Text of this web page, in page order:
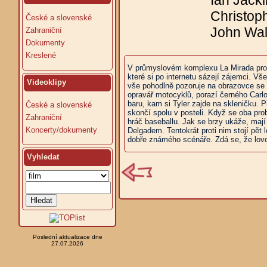
České a slovenské
Zahraniční
Dokumenty
Kreslené
Videoklipy
České a slovenské
Zahraniční
Koncerty/dokumenty
Vyhledat
Poslední aktualizace dne
27.07.2026
John
V průmyslovém komplexu La Mirada
které si po internetu sázejí zájemci.
vše pohodlně pozoruje na obrazovce
opravář motocyklů, porazí černého
baru, kam si Tyler zajde na skleničku.
skončí spolu v posteli. Když se oba
hráč baseballu. Jak se brzy ukáže,
Delgadem. Tentokrát proti nim stojí
dobře známého scénáře. Zdá se, že